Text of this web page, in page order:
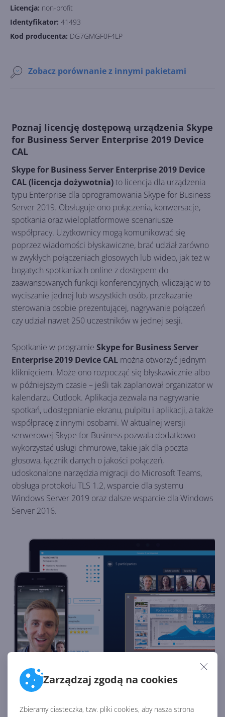
Zarządzaj zgodą na cookies
Zbieramy ciasteczka, tzw. pliki cookies, aby nasza strona
Licencja: non-profit
Identyfikator: 41493
Kod producenta: DG7GMGF0F4LP
Zobacz porównanie z innymi pakietami
Poznaj licencję dostępową urządzenia Skype
for Business Server Enterprise 2019 Device
CAL
Skype for Business Server Enterprise 2019 Device
CAL (licencja dożywotnia)to licencja dla urządzenia
typu Enterprise dla oprogramowania Skype for Business
Server 2019. Obsługuje ono połączenia, konwersacje,
spotkania oraz wieloplatformowe scenariusze
współpracy. Użytkownicy mogą komunikować się
poprzez wiadomości błyskawiczne, brać udział zarówno
w zwykłych połączeniach głosowych lub wideo, jak też w
bogatych spotkaniach online z dostępem do
zaawansowanych funkcji konferencyjnych, wliczając w to
wyciszanie jednej lub wszystkich osób, przekazanie
sterowania osobie prezentującej, nagrywanie połączeń
czy udział nawet 250 uczestników w jednej sesji.
Spotkanie w programie Skype for Business Server
Enterprise 2019 Device CAL można otworzyć jednym
kliknięciem. Może ono rozpocząć się błyskawicznie albo
w późniejszym czasie – jeśli tak zaplanował organizator w
kalendarzu Outlook. Aplikacja zezwala na nagrywanie
spotkań, udostępnianie ekranu, pulpitu i aplikacji, a także
współpracę z innymi osobami. W aktualnej wersji
serwerowej Skype for Business pozwala dodatkowo
wykorzystać usługi chmurowe, takie jak dla poczta
głosowa, łącznik danych o jakości połączeń,
udoskonalone narzędzia migracji do Microsoft Teams,
obsługa protokołu TLS 1.2, wsparcie dla systemu
Windows Server 2019 oraz dalsze wsparcie dla Windows
Server 2016.